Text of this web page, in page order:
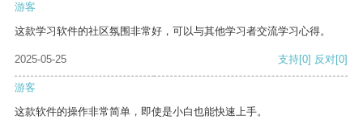
游客
这款学习软件的社区氛围非常好，可以与其他学习者交流学习心得。
2025-05-25 支持[0] 反对[0]
游客
这款软件的操作非常简单，即使是小白也能快速上手。